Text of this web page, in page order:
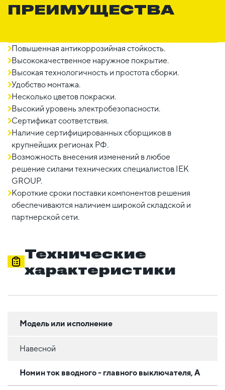
ПРЕИМУЩЕСТВА
Повышенная антикоррозийная стойкость.
Высококачественное наружное покрытие.
Высокая технологичность и простота сборки.
Удобство монтажа.
Несколько цветов покраски.
Высокий уровень электробезопасности.
Сертификат соответствия.
Наличие сертифицированных сборщиков в
крупнейших регионах РФ.
Возможность внесения изменений в любое
решение силами технических специалистов IEK
GROUP.
Короткие сроки поставки компонентов решения
обеспечиваются наличием широкой складской и
партнерской сети.
Технические
характеристики
Модель или исполнение
Навесной
Номин ток вводного - главного выключателя, А